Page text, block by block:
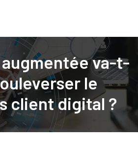
va-t-
le
client digital ?